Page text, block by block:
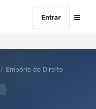
Entrar
/ Empório do Direito